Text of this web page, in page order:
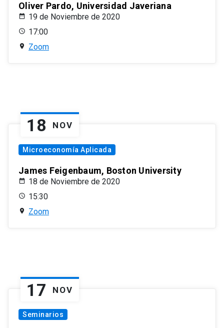
Oliver Pardo, Universidad Javeriana
19 de Noviembre de 2020
17:00
Zoom
18 NOV
Microeconomía Aplicada
James Feigenbaum, Boston University
18 de Noviembre de 2020
15:30
Zoom
17 NOV
Seminarios